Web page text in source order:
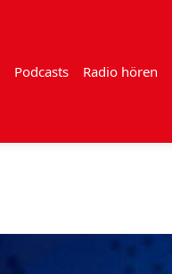
Podcasts Radio hören